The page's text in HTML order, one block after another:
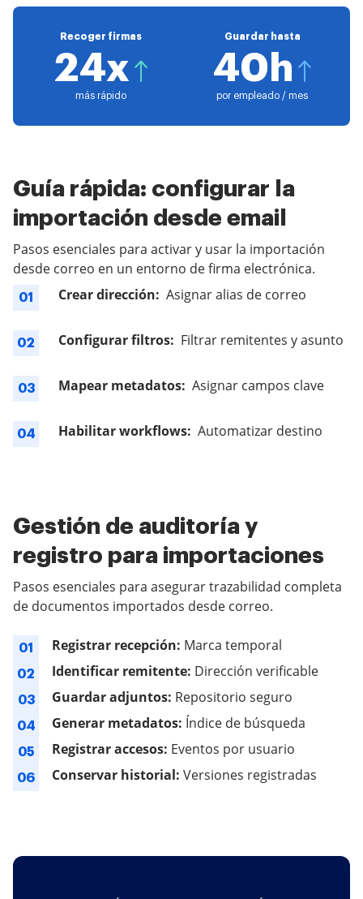
Recoger firmas
24x
más rápido
Guardar hasta
40h
por empleado / mes
Guía rápida: configurar la
importación desde email
Pasos esenciales para activar y usar la importación
desde correo en un entorno de firma electrónica.
01 Crear dirección: Asignar alias de correo
02 Configurar filtros: Filtrar remitentes y asunto
03 Mapear metadatos: Asignar campos clave
04 Habilitar workflows: Automatizar destino
Gestión de auditoría y
registro para importaciones
Pasos esenciales para asegurar trazabilidad completa
de documentos importados desde correo.
01 Registrar recepción: Marca temporal
02 Identificar remitente: Dirección verificable
03 Guardar adjuntos: Repositorio seguro
04 Generar metadatos: Índice de búsqueda
05 Registrar accesos: Eventos por usuario
06 Conservar historial: Versiones registradas